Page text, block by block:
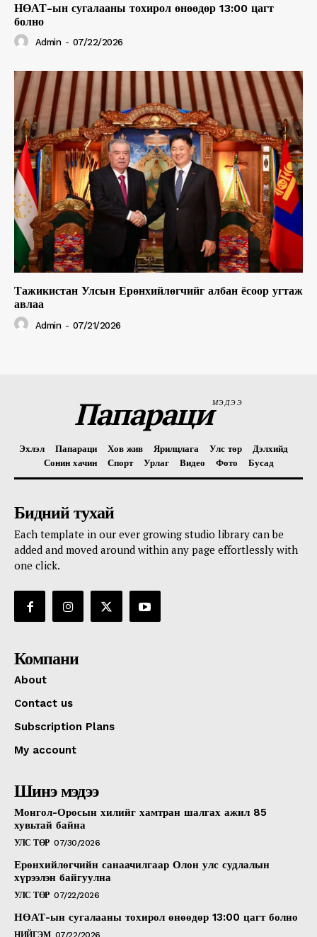
НӨАТ-ын сугалааны тохирол өнөөдөр 13:00 цагт
болно
Admin - 07/22/2026
Тажикистан Улсын Ерөнхийлөгчийг албан ёсоор угтаж
авлаа
Admin - 07/21/2026
ПапарациМЭДЭЭ
Эхлэл Папараци Хов жив Ярилцлага Улс төр
Дэлхийд
Сонин хачин
Спорт Урлаг Видео Фото Бусад
Бидний тухай
Each template in our ever growing studio library can be
added and moved around within any page effortlessly with
one click.
Компани
About
Contact us
Subscription Plans
My account
Шинэ мэдээ
Монгол-Оросын хилийг хамтран шалгах ажил 85
хувьтай байна
УЛС ТӨР 07/30/2026
Ерөнхийлөгчийн санаачилгаар Олон улс судлалын
хүрээлэн байгуулна
УЛС ТӨР 07/22/2026
НӨАТ-ын сугалааны тохирол өнөөдөр 13:00 цагт болно